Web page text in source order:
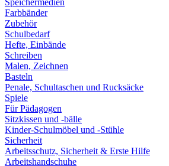
Speichermedien
Farbbänder
Zubehör
Schulbedarf
Hefte, Einbände
Schreiben
Malen, Zeichnen
Basteln
Penale, Schultaschen und Rucksäcke
Spiele
Für Pädagogen
Sitzkissen und -bälle
Kinder-Schulmöbel und -Stühle
Sicherheit
Arbeitsschutz, Sicherheit & Erste Hilfe
Arbeitshandschuhe